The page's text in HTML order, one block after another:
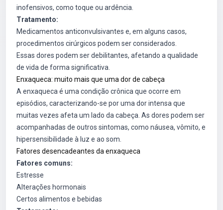
inofensivos, como toque ou ardência.
Tratamento:
Medicamentos anticonvulsivantes e, em alguns casos,
procedimentos cirúrgicos podem ser considerados.
Essas dores podem ser debilitantes, afetando a qualidade
de vida de forma significativa.
Enxaqueca: muito mais que uma dor de cabeça
A enxaqueca é uma condição crônica que ocorre em
episódios, caracterizando-se por uma dor intensa que
muitas vezes afeta um lado da cabeça. As dores podem ser
acompanhadas de outros sintomas, como náusea, vômito, e
hipersensibilidade à luz e ao som.
Fatores desencadeantes da enxaqueca
Fatores comuns:
Estresse
Alterações hormonais
Certos alimentos e bebidas